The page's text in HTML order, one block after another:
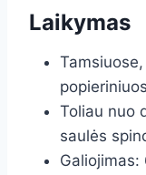
Laikymas
Toliau nuo
saulės
Galiojimas: